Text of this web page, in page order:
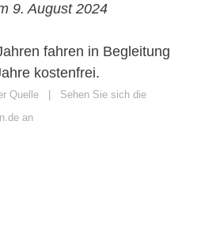
9. August 2024
fahren in Begleitung
kostenfrei.
Quelle
Sehen Sie sich die
an